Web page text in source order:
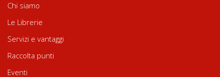
Chi siamo
Le Librerie
Servizi e vantaggi
Raccolta punti
Eventi